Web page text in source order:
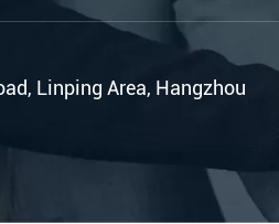
Linping Area, Hangzhou